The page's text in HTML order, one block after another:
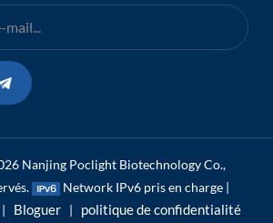
Nanjing Poclight Biotechnology Co.,
Network IPv6 pris en charge |
| Bloguer | politique de confidentialité